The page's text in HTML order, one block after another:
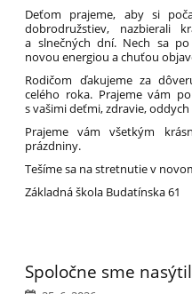
Deťom prajeme, aby si
dobrodružstiev, nazbierali
a slnečných dní. Nech sa
novou energiou a chuťou
Rodičom ďakujeme za
celého roka. Prajeme vám
s vašimi deťmi, zdravie,
Prajeme vám všetkým
prázdniny.
Tešíme sa na stretnutie v
Základná škola Budatínska 61
Spoločne sme